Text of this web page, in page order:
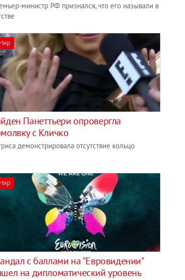
министр РФ признался, что его называли в
Панеттьери опровергла
с Кличко
демонстрировала отсутствие кольцо
с баллами на "Евровидении"
на дипломатический уровень